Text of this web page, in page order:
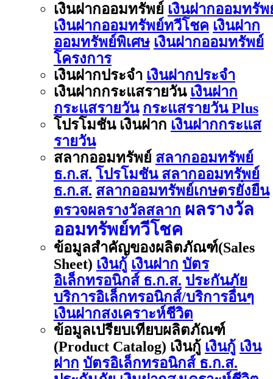
เงินฝากออมทรัพย์ เงินฝากออมทรัพ
เงินฝากออมทรัพย์ทวีโชค เงินฝาก
ออมทรัพย์พิเศษ เงินฝากออมทรัพย์
โครงการ
เงินฝากประจำ เงินฝากประจำ
เงินฝากกระแสรายวัน เงินฝาก
กระแสรายวัน กระแสรายวัน Plus
โปรโมชัน เงินฝาก เงินฝากกระแส
รายวัน
สลากออมทรัพย์ สลากออมทรัพย์
ธ.ก.ส. โปรโมชัน สลากออมทรัพย์
ธ.ก.ส. สลากออมทรัพย์เกษตรยั่งยืน
ตรวจผลรางวัลสลาก ผลรางวัล
ออมทรัพย์ทวีโชค
ข้อมูลสำคัญของผลิตภัณฑ์(Sales
Sheet) เงินกู้ เงินฝาก บัตร
อิเล็กทรอนิกส์ ธ.ก.ส. ประกันภัย
บริการอิเล็กทรอนิกส์/บริการอื่นๆ
เงินฝากสงเคราะห์ชีวิต
ข้อมูลเปรียบเทียบผลิตภัณฑ์
(Product Catalog) เงินกู้ เงินกู้ เงิน
ฝาก บัตรอิเล็กทรอนิกส์ ธ.ก.ส.